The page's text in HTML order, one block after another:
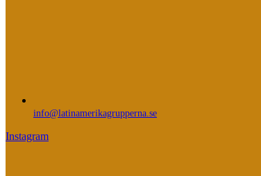
info@latinamerikagrupperna.se
Instagram